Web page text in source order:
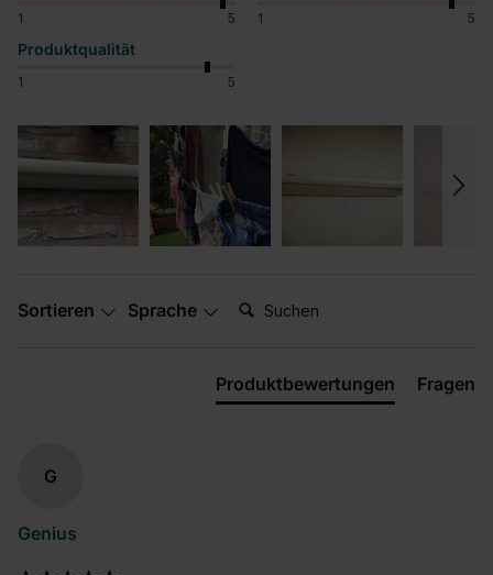
1 5 1 5
Produktqualität
1 5
Sortieren Sprache Suchen:
Produktbewertungen Fragen
G
Genius